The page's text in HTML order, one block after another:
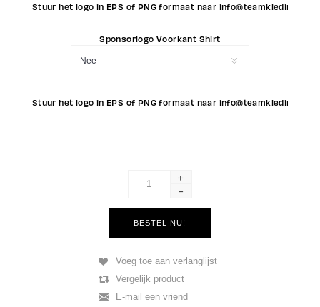
Stuur het logo in EPS of PNG formaat naar info@teamkleding.eu
Sponsorlogo Voorkant Shirt
Stuur het logo in EPS of PNG formaat naar info@teamkleding.eu
+
-